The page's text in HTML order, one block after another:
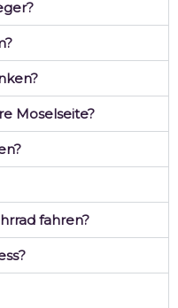
Moselseite?
fahren?